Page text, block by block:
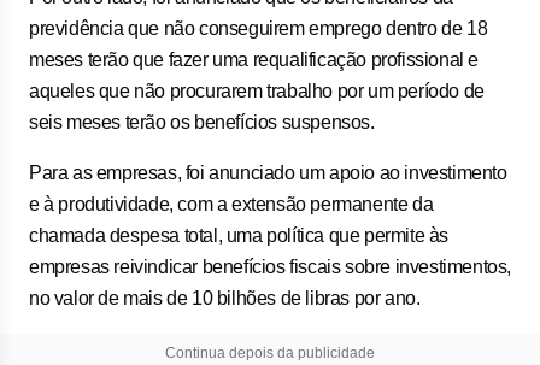
previdência que não conseguirem emprego dentro de 18
meses terão que fazer uma requalificação profissional e
aqueles que não procurarem trabalho por um período de
seis meses terão os benefícios suspensos.
Para as empresas, foi anunciado um apoio ao investimento
e à produtividade, com a extensão permanente da
chamada despesa total, uma política que permite às
empresas reivindicar benefícios fiscais sobre investimentos,
no valor de mais de 10 bilhões de libras por ano.
Continua depois da publicidade